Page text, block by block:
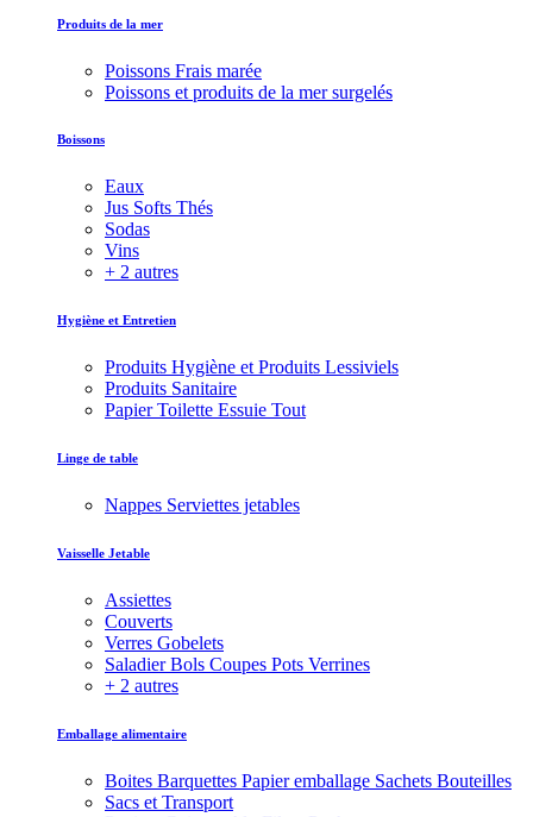
Produits de la mer
Poissons Frais marée
Poissons et produits de la mer surgelés
Boissons
Eaux
Jus Softs Thés
Sodas
Vins
+ 2 autres
Hygiène et Entretien
Produits Hygiène et Produits Lessiviels
Produits Sanitaire
Papier Toilette Essuie Tout
Linge de table
Nappes Serviettes jetables
Vaisselle Jetable
Assiettes
Couverts
Verres Gobelets
Saladier Bols Coupes Pots Verrines
+ 2 autres
Emballage alimentaire
Boites Barquettes Papier emballage Sachets Bouteilles
Sacs et Transport